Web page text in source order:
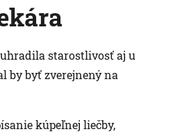
starostlivosť aj u
by byť zverejnený na
kúpeľnej liečby,